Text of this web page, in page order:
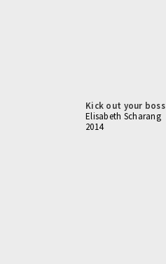
Kick out your boss
Elisabeth Scharang
2014